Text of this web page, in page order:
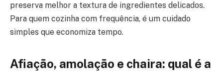
preserva melhor a textura de ingredientes delicados.
Para quem cozinha com frequência, é um cuidado
simples que economiza tempo.
Afiação, amolação e chaira: qual é a